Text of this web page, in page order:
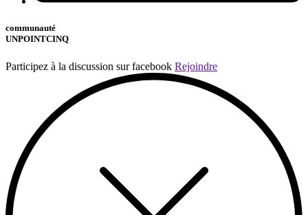
communauté
UNPOINTCINQ
Participez à la discussion sur facebook Rejoindre